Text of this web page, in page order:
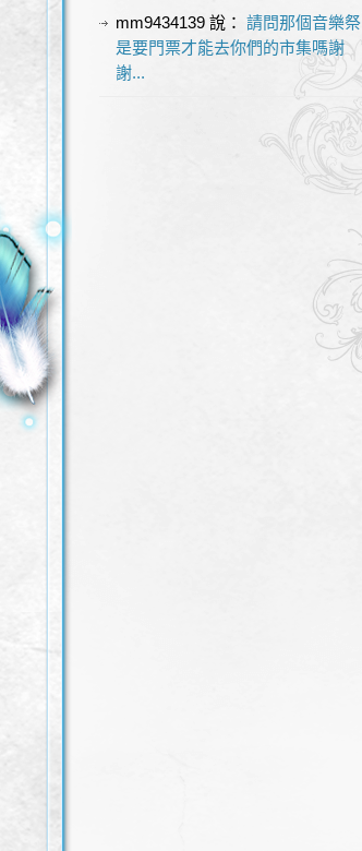
mm9434139說： 請問那個音樂祭
是要門票才能去你們的市集嗎謝
謝...